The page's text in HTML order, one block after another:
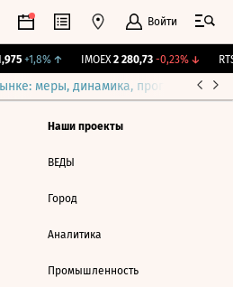
Войти
+1,8%↑ IMOEX 2 280,73 -0,23%↓
меры, динамика, прогнозы
Наши проекты
ВЕДЫ
Город
Аналитика
Промышленность